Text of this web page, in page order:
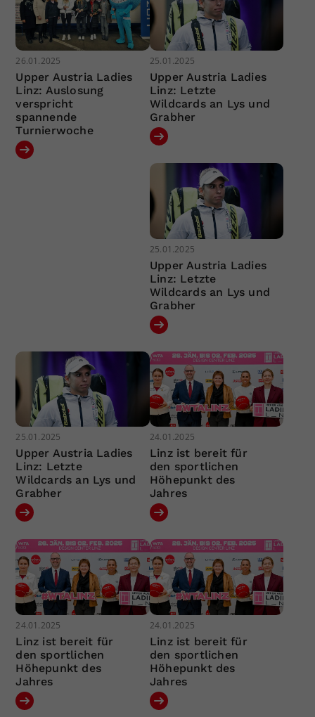
26.01.2025
Upper Austria Ladies
Linz: Auslosung
verspricht
spannende
Turnierwoche
25.01.2025
Upper Austria Ladies
Linz: Letzte
Wildcards an Lys und
Grabher
25.01.2025
Upper Austria Ladies
Linz: Letzte
Wildcards an Lys und
Grabher
25.01.2025
Upper Austria Ladies
Linz: Letzte
Wildcards an Lys und
Grabher
24.01.2025
Linz ist bereit für
den sportlichen
Höhepunkt des
Jahres
24.01.2025
Linz ist bereit für
den sportlichen
Höhepunkt des
Jahres
24.01.2025
Linz ist bereit für
den sportlichen
Höhepunkt des
Jahres